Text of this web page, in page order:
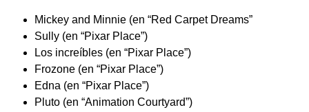
Mickey and Minnie (en “Red Carpet Dreams”
Sully (en “Pixar Place”)
Los increíbles (en “Pixar Place”)
Frozone (en “Pixar Place”)
Edna (en “Pixar Place”)
Pluto (en “Animation Courtyard”)